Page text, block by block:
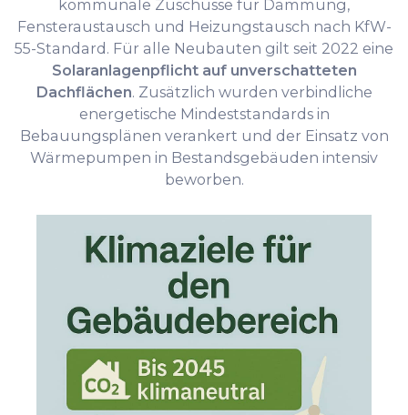
kommunale Zuschüsse für Dämmung,
Fensteraustausch und Heizungstausch nach KfW-
55-Standard. Für alle Neubauten gilt seit 2022 eine
Solaranlagenpflicht auf unverschatteten
Dachflächen. Zusätzlich wurden verbindliche
energetische Mindeststandards in
Bebauungsplänen verankert und der Einsatz von
Wärmepumpen in Bestandsgebäuden intensiv
beworben.